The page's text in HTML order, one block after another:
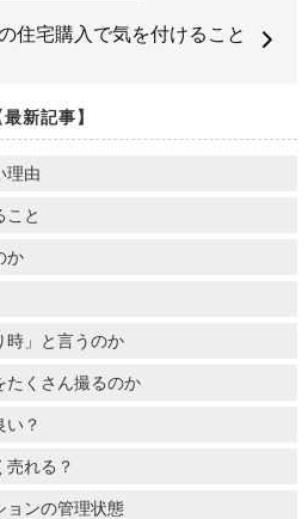
住宅購入で気を付けること
最新記事】
理由
こと
か
時」と言うのか
たくさん撮るのか
い？
売れる？
ョンの管理状態